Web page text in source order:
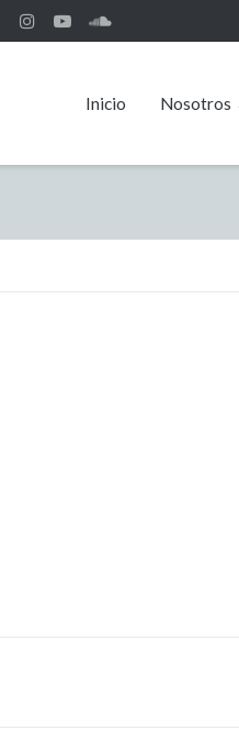
Inicio Nosotros